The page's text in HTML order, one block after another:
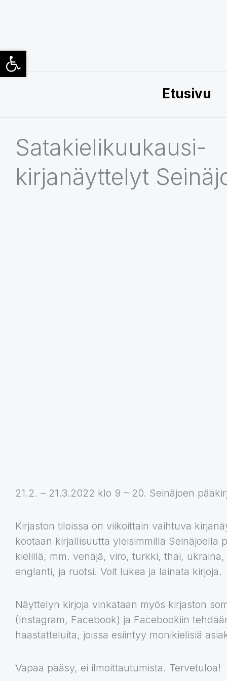
Etusivu
Satakielikuukausi-
kirjanäyttelyt
21.2. – 21.3.2022 klo 9 – 20. Seinäjoen
Kirjaston tiloissa on viikoittain vaihtuva
kootaan kirjallisuutta yleisimmillä Seinäjoella
kielillä, mm. venäjä, viro, turkki, thai, ukraina,
englanti, ja ruotsi. Voit lukea ja lainata kirjoja.
Näyttelyn kirjoja vinkataan myös kirjaston
(Instagram, Facebook) ja Facebookiin
haastatteluita, joissa esiintyy monikielisiä
Vapaa pääsy, ei ilmoittautumista. Tervetuloa!
Open toolbar